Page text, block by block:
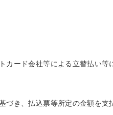
ード会社等による立替払い等
き、払込票等所定の金額を支